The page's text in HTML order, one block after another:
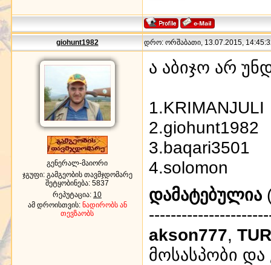
giohunt1982 დრო: ორშაბათი, 13.07.2015,
გენერალ-მაიორი
ჯგუფი: გამგეობის თავმჯდომარე
შეტყობინება: 5837
რეპუტაცია: 10
ამ დროისთვის: ნადირობს ან
თევზაობს
ა აბიჯო არ
1.KRIMANJULI
2.giohunt1982
3.baqari3501
4.solomon
დამატებულია
akson777,
მოსასპობი და